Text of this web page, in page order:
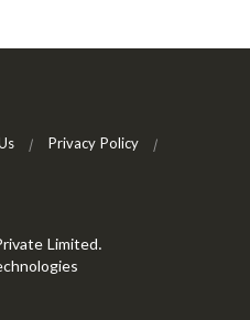
Privacy Policy
Limited.